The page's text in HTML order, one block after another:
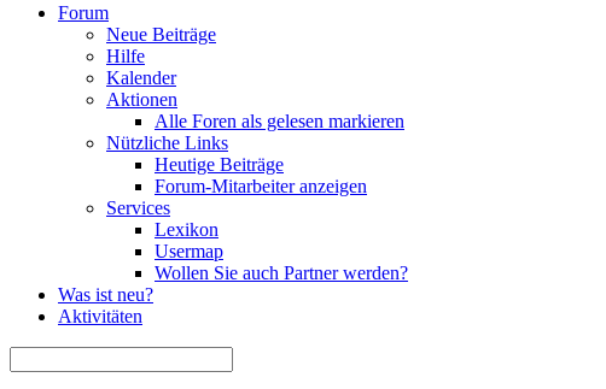
Forum
Neue Beiträge
Hilfe
Kalender
Aktionen
Alle Foren als gelesen markieren
Nützliche Links
Heutige Beiträge
Forum-Mitarbeiter anzeigen
Services
Lexikon
Usermap
Wollen Sie auch Partner werden?
Was ist neu?
Aktivitäten